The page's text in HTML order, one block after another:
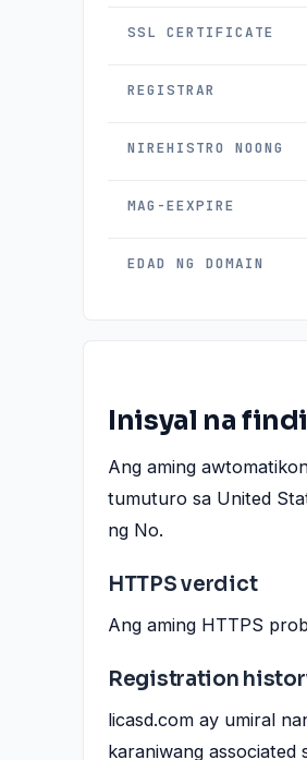
SSL CERTIFICATE
REGISTRAR
NIREHISTRO NOONG
MAG-EEXPIRE
EDAD NG DOMAIN
Inisyal na
Ang aming
tumuturo sa United
ng No.
HTTPS verdict
Ang aming HTTPS
Registration
licasd.com ay umiral
karaniwang associated